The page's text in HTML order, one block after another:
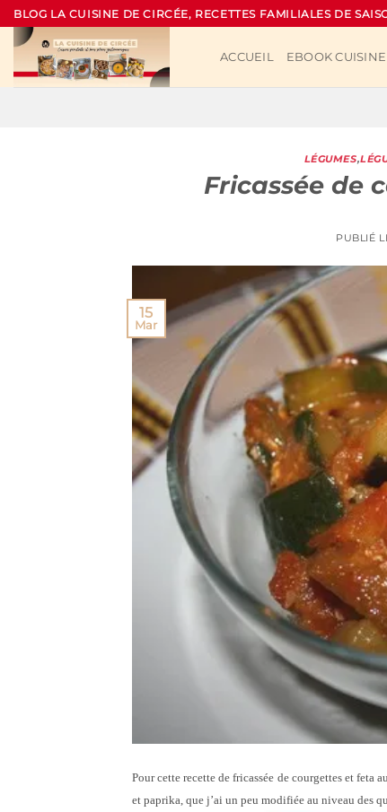
Passer
au
contenu
BLOG LA CUISINE DE CIRCÉE, RECETTES FAMILIALES DE
ACCUEIL EBOOK CUISINE
LÉGUMES,
Fricassée de
PUBLIÉ
15
Mar
Pour cette recette de fricassée de courgettes et feta
et paprika, que j’ai un peu modifiée au niveau des